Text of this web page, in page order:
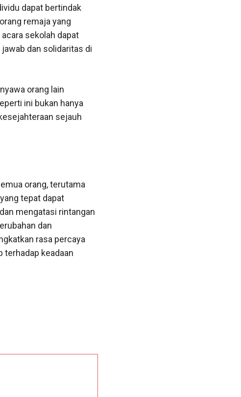
dapat bertindak
remaja yang
sekolah dapat
dan solidaritas di
orang lain
ini bukan hanya
sejauh
orang, terutama
tepat dapat
mengatasi rintangan
dan
rasa percaya
terhadap keadaan